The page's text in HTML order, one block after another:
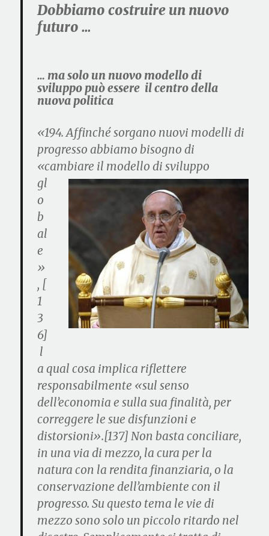
Dobbiamo costruire un nuovo
futuro …
… ma solo un nuovo modello di
sviluppo può essere il centro della
nuova politica
«194. Affinché sorgano nuovi modelli di
progresso abbiamo bisogno di
«cambiare il modello di sviluppo
gl
o
b
al
e
»
, [
1
3
6]
l
a qual cosa implica riflettere
responsabilmente «sul senso
dell’economia e sulla sua finalità, per
correggere le sue disfunzioni e
distorsioni».[137] Non basta conciliare,
in una via di mezzo, la cura per la
natura con la rendita finanziaria, o la
conservazione dell’ambiente con il
progresso.Su questo tema le vie di
mezzo sono solo un piccolo ritardo nel